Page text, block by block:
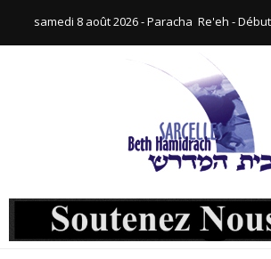
samedi 8 août 2026 - Paracha ‪ Re'eh‬ - Début